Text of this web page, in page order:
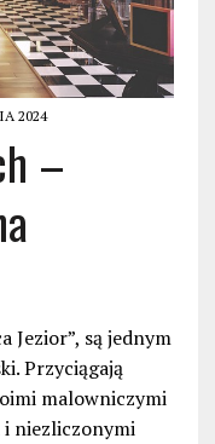
2024
–
Jezior”, są jednym
Przyciągają
malowniczymi
niezliczonymi